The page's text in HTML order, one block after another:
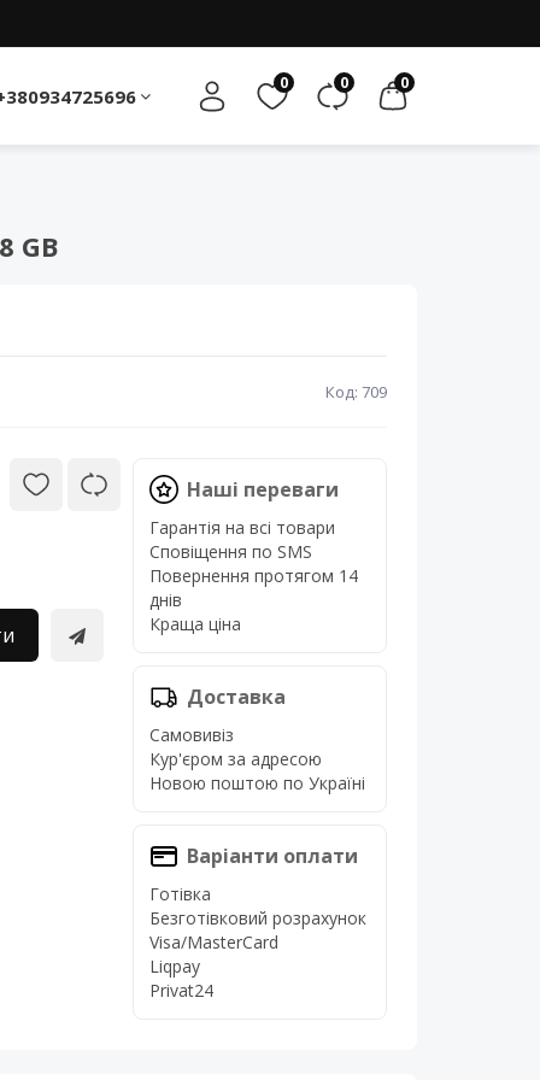
0 0 0
GB
Код: 709
Наші переваги
Гарантія на всі товари
Сповіщення по SMS
Повернення протягом 14
днів
Краща ціна
Доставка
Самовивіз
Кур'єром за адресою
Новою поштою по Україні
Варіанти оплати
Готівка
Безготівковий розрахунок
Visa/MasterCard
Liqpay
Privat24